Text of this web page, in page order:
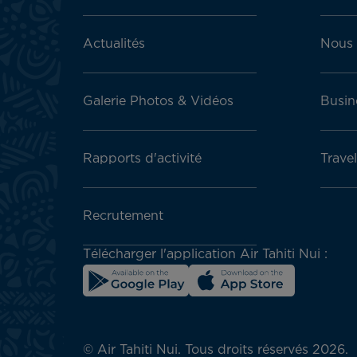
Actualités
Galerie Photos & Vidéos
Rapports d'activité
Recrutement
Télécharger l'application Air Tahiti Nui :
© Air Tahiti Nui. Tous droits réservés 2026.